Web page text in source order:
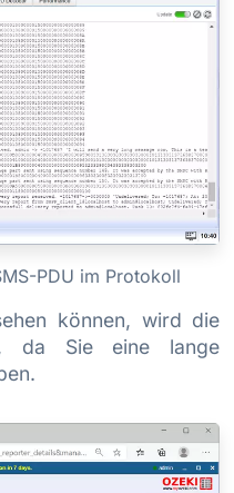
PDU im Protokoll
können, wird die
da Sie eine lange